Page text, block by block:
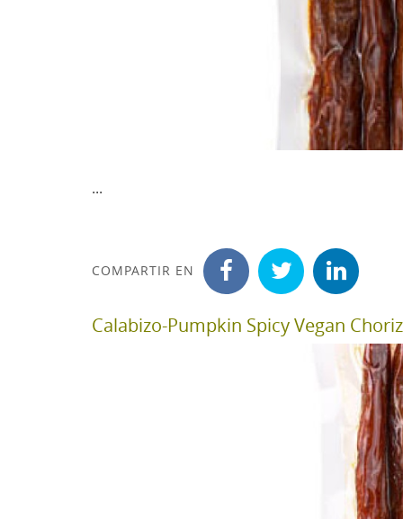
...
COMPARTIR EN
Calabizo-Pumpkin Spicy Vegan